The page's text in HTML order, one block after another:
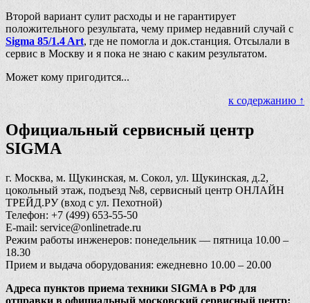
Второй вариант сулит расходы и не гарантирует
положительного результата, чему пример недавний случай с
Sigma 85/1.4 Art, где не помогла и док.станция. Отсылали в
сервис в Москву и я пока не знаю с каким результатом.
Может кому пригодится...
к содержанию ↑
Официальный сервисный центр
SIGMA
г. Москва, м. Щукинская, м. Сокол, ул. Щукинская, д.2,
цокольный этаж, подъезд №8, сервисный центр ОНЛАЙН
ТРЕЙД.РУ (вход с ул. Пехотной)
Телефон: +7 (499) 653-55-50
E-mail: service@onlinetrade.ru
Режим работы инженеров: понедельник — пятница 10.00 –
18.30
Прием и выдача оборудования: ежедневно 10.00 – 20.00
Адреса пунктов приема техники SIGMA в РФ для